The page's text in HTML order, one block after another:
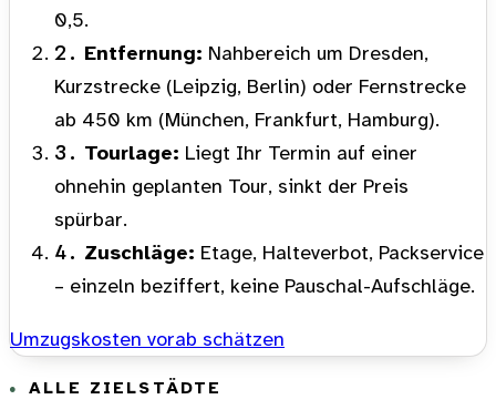
0,5.
2. Entfernung: Nahbereich um Dresden,
Kurzstrecke (Leipzig, Berlin) oder Fernstrecke
ab 450 km (München, Frankfurt, Hamburg).
3. Tourlage: Liegt Ihr Termin auf einer
ohnehin geplanten Tour, sinkt der Preis
spürbar.
4. Zuschläge: Etage, Halteverbot, Packservice
– einzeln beziffert, keine Pauschal-Aufschläge.
Umzugskosten vorab schätzen
ALLE ZIELSTÄDTE